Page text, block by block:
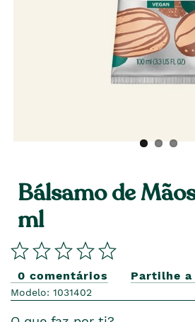
Bálsamo de
ml
0 comentários Partilhe a
Modelo: 1031402